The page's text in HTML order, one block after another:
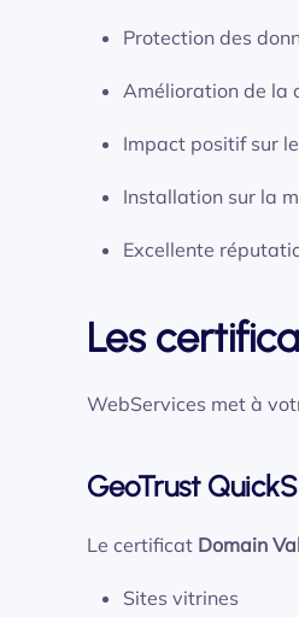
Protection des
Amélioration de la
Impact positif sur
Installation sur la
Excellente
Les
WebServices met à
GeoTrust
Le certificat Domain
Sites vitrines